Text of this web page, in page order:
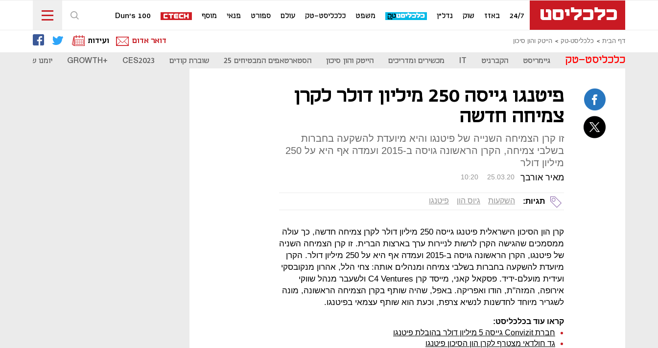
24/7 באזז שוק נדל"ן משפט כלכליסט-טק עולם ספורט פנאי מוסף Dun's 100
דף הבית כלכליסט-טק הייטק והון סיכון דואר אדום ועידות
כלכליסט-טק גיימריסט הקברניט IT מכשירים ומדריכים הייטק והון סיכון הסטארטאפים המבטיחים 25 שוברת קודים CES2023
+GROWTH יומנו של
פיטנגו גייסה 250 מיליון דולר לקרן
צמיחה חדשה
זו קרן הצמיחה השנייה של פיטנגו והיא מיועדת להשקעה בחברות
בשלבי צמיחה, הקרן הראשונה גויסה ב-2015 ועמדה אף היא על 250
מיליון דולר
מאיר אורבך 10:20 25.03.20
תגיות: השקעות גיוס הון פיטנגו
קרן הון הסיכון הישראלית פיטנגו גייסה 250 מיליון דולר לקרן צמיחה חדשה, כך עולה
ממסמכים שהגישה הקרן לרשות לניירות ערך בארצות הברית. זו קרן הצמיחה השניה
של פיטנגו, הקרן הראשונה גויסה ב-2015 ועמדה אף היא על 250 מיליון דולר. הקרן
מיועדת להשקעה בחברות בשלבי צמיחה ומנהלים אותה: צחי הלל, אהרון מנקובסקי
ועידית מועלם-ידיד. פסקאל קאני, מייסד קרן C4 Ventures ולשעבר מנהל שווקי
אירופה, המזה"ת, הודו ואפריקה. באפל, שהיה שותף בקרן הצמיחה הראשונה, מונה
לשגריר מיוחד לחדשנות לנשיא צרפת, וכעת הוא שותף עצמאי בפיטנגו.
קראו עוד בכלכליסט:
חברת Convizit גייסה 5 מיליון דולר בהובלת פיטנגו
גד חולדאי מצטרף לקרן הון הסיכון פיטנגו